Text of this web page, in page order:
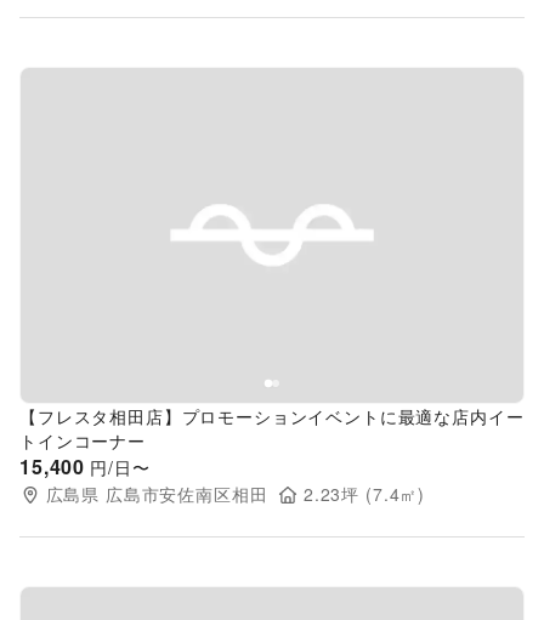
Previous slide
【フレスタ相田店】プロモーションイベントに最適な店内イー
トインコーナー
15,400 円/日〜
広島県 広島市安佐南区相田 2.23坪 (7.4㎡)